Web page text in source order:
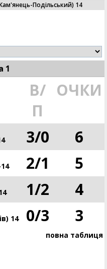
Подільський) 14
1
В/
П
ОЧКИ
3/0 6
2/1 5
1/2 4
14 0/3 3
повна таблиця